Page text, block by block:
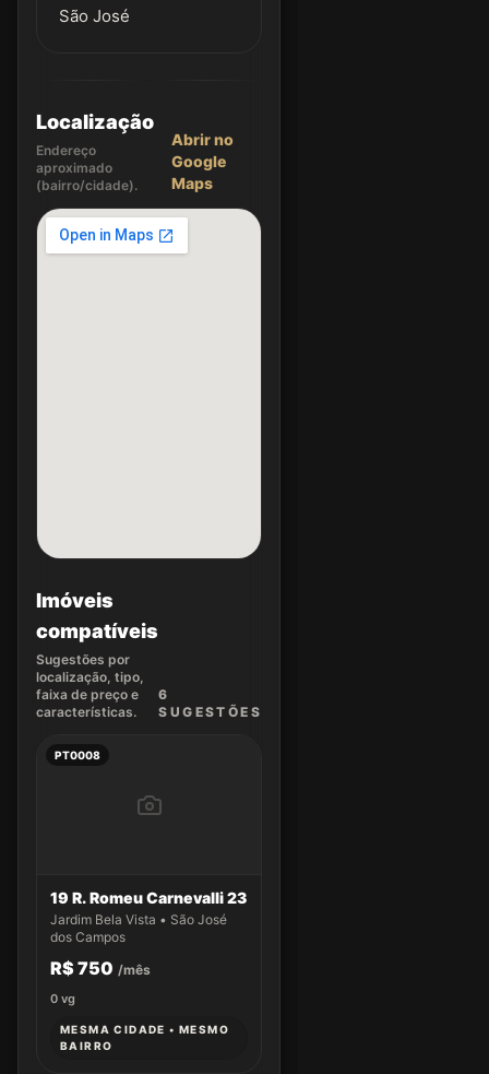
São José
Localização
Endereço
aproximado
(bairro/cidade).
Abrir no
Google
Maps
Imóveis
compatíveis
Sugestões por
localização, tipo,
faixa de preço e
características.
6
SUGEST ÕES
PT0008
19 R. Romeu Carnevalli 23
Jardim Bela Vista • São José
dos Campos
R$ 750 /mês
0 vg
MESMA CIDADE • MESMO
BAIRRO